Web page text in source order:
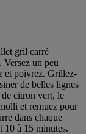
gril carré
Versez un peu
et poivrez. Grillez-
de belles lignes
citron vert, le
et remuez pour
dans chaque
10 à 15 minutes.